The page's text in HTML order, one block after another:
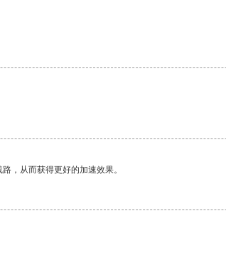
，从而获得更好的加速效果。